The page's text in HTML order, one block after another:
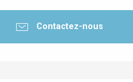
Contactez-nous